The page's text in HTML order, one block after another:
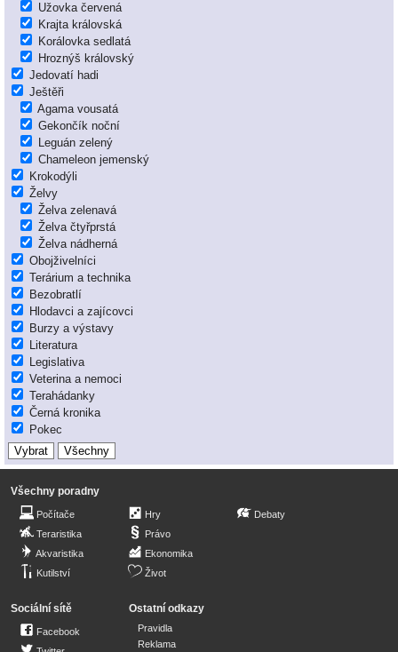
Užovka červená
Krajta královská
Korálovka sedlatá
Hroznýš královský
Jedovatí hadi
Ještěři
Agama vousatá
Gekončík noční
Leguán zelený
Chameleon jemenský
Krokodýli
Želvy
Želva zelenavá
Želva čtyřprstá
Želva nádherná
Obojživelníci
Terárium a technika
Bezobratlí
Hlodavci a zajícovci
Burzy a výstavy
Literatura
Legislativa
Veterina a nemoci
Terahádanky
Černá kronika
Pokec
Všechny poradny
Počítače
Teraristika
Akvaristika
Kutilství
Hry
Právo
Ekonomika
Život
Debaty
Sociální sítě
Facebook
Ostatní odkazy
Pravidla
Reklama